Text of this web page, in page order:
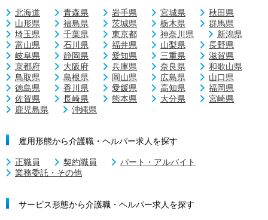
北海道 青森県 岩手県 宮城県
秋田県
山形県
福島県 茨城県 栃木県
群馬県
埼玉県
千葉県 東京都 神奈川県
新潟県
富山県
石川県 福井県 山梨県
長野県
岐阜県
静岡県 愛知県 三重県
滋賀県
京都府
大阪府 兵庫県 奈良県
和歌山県
鳥取県
島根県 岡山県 広島県
山口県
徳島県
香川県 愛媛県 高知県
福岡県
佐賀県
長崎県 熊本県 大分県
宮崎県
鹿児島県
沖縄県
雇用形態から介護職・ヘルパー求人を探す
正職員 契約職員
パート・アルバイト
業務委託・その他
サービス形態から介護職・ヘルパー求人を探す